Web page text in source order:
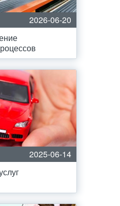
2026-06-20
2025-06-14